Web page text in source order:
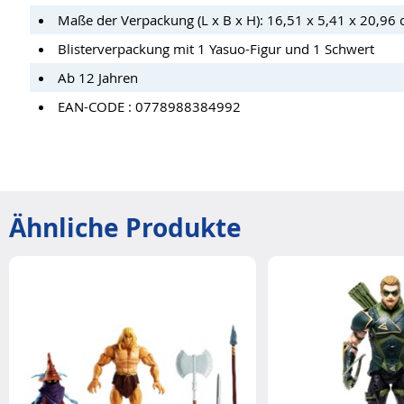
Maße der Verpackung (L x B x H): 16,51 x 5,41 x 20,96
Blisterverpackung mit 1 Yasuo-Figur und 1 Schwert
Ab 12 Jahren
EAN-CODE : 0778988384992
Ähnliche Produkte